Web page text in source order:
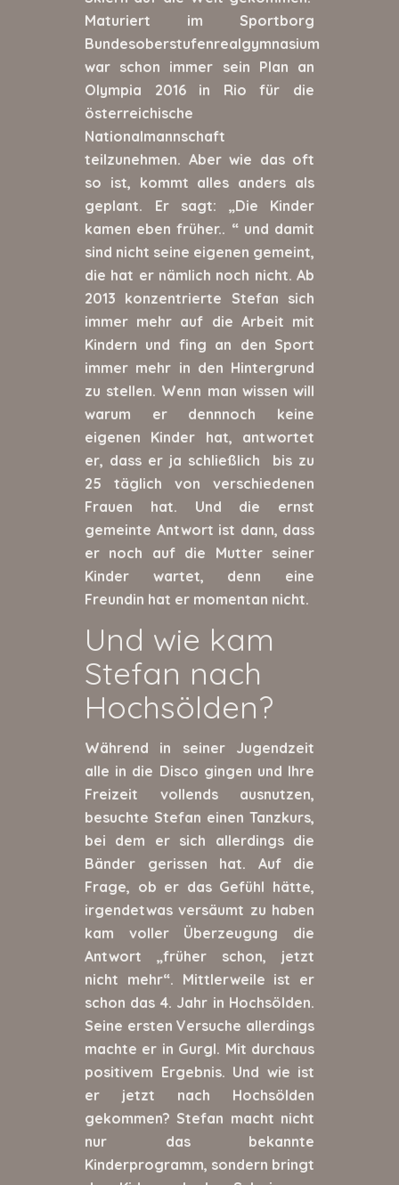
Maturiert im Sportborg
Bundesoberstufenrealgymnasium
war schon immer sein Plan an
Olympia 2016 in Rio für die
österreichische
Nationalmannschaft
teilzunehmen. Aber wie das oft
so ist, kommt alles anders als
geplant. Er sagt: „Die Kinder
kamen eben früher.. “ und damit
sind nicht seine eigenen gemeint,
die hat er nämlich noch nicht. Ab
2013 konzentrierte Stefan sich
immer mehr auf die Arbeit mit
Kindern und fing an den Sport
immer mehr in den Hintergrund
zu stellen. Wenn man wissen will
warum er dennnoch keine
eigenen Kinder hat, antwortet
er, dass er ja schließlich bis zu
25 täglich von verschiedenen
Frauen hat. Und die ernst
gemeinte Antwort ist dann, dass
er noch auf die Mutter seiner
Kinder wartet, denn eine
Freundin hat er momentan nicht.
Und wie kam
Stefan nach
Hochsölden?
Während in seiner Jugendzeit
alle in die Disco gingen und Ihre
Freizeit vollends ausnutzen,
besuchte Stefan einen Tanzkurs,
bei dem er sich allerdings die
Bänder gerissen hat. Auf die
Frage, ob er das Gefühl hätte,
irgendetwas versäumt zu haben
kam voller Überzeugung die
Antwort „früher schon, jetzt
nicht mehr“. Mittlerweile ist er
schon das 4. Jahr in Hochsölden.
Seine ersten Versuche allerdings
machte er in Gurgl. Mit durchaus
positivem Ergebnis. Und wie ist
er jetzt nach Hochsölden
gekommen? Stefan macht nicht
nur das bekannte
Kinderprogramm, sondern bringt